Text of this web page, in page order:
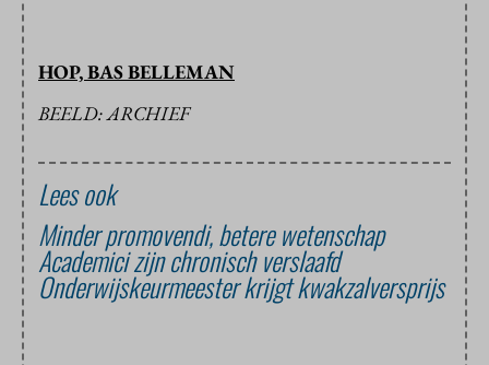
HOP, BAS BELLEMAN
BEELD: ARCHIEF
Lees ook
Minder promovendi, betere wetenschap
Academici zijn chronisch verslaafd
Onderwijskeurmeester krijgt kwakzalversprijs